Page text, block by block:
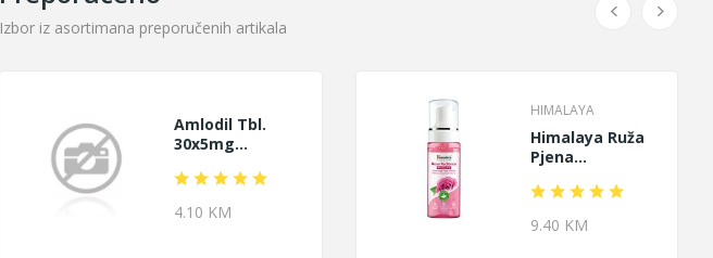
Izbor iz asortimana preporučenih artikala
Amlodil Tbl.
30x5mg...
4.10 KM
HIMALAYA
Himalaya Ruža
Pjena...
9.40 KM